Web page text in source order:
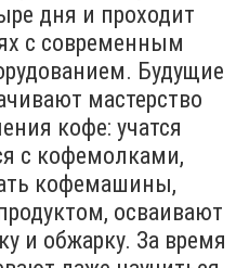
дня и проходит
с современным
Будущие
мастерство
кофе: учатся
с кофемолками,
кофемашины,
осваивают
и обжарку. За время